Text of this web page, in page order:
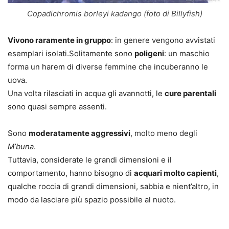
Copadichromis borleyi kadango (foto di Billyfish)
Vivono raramente in gruppo: in genere vengono avvistati
esemplari isolati.Solitamente sono poligeni: un maschio
forma un harem di diverse femmine che incuberanno le
uova.
Una volta rilasciati in acqua gli avannotti, le cure parentali
sono quasi sempre assenti.
Sono moderatamente aggressivi, molto meno degli
M’buna.
Tuttavia, considerate le grandi dimensioni e il
comportamento, hanno bisogno di acquari molto capienti,
qualche roccia di grandi dimensioni, sabbia e nient’altro, in
modo da lasciare più spazio possibile al nuoto.